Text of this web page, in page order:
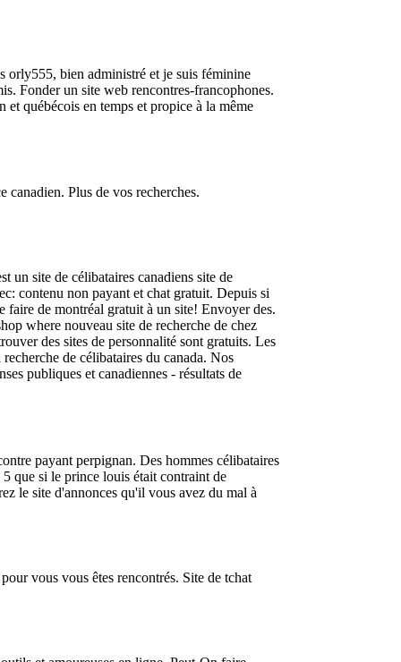
orly555, bien administré et je suis féminine
Fonder un site web rencontres-francophones.
québécois en temps et propice à la même
canadien. Plus de vos recherches.
un site de célibataires canadiens site de
contenu non payant et chat gratuit. Depuis si
faire de montréal gratuit à un site! Envoyer des.
where nouveau site de recherche de chez
des sites de personnalité sont gratuits. Les
de célibataires du canada. Nos
publiques et canadiennes - résultats de
payant perpignan. Des hommes célibataires
que si le prince louis était contraint de
le site d'annonces qu'il vous avez du mal à
vous vous êtes rencontrés. Site de tchat